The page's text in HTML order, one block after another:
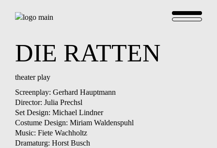
DIE RATTEN
theater play
Screenplay: Gerhard Hauptmann
Director: Julia Prechsl
Set Design: Michael Lindner
Costume Design: Miriam Waldenspuhl
Music: Fiete Wachholtz
Dramaturg: Horst Busch